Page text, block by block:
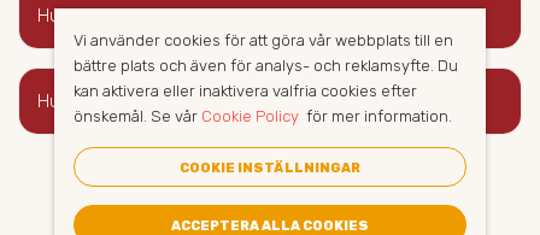
keyboard_arrow_right
Hur kan jag förbereda inför golvvården?
Hur bokar jag golvvård?
Vi använder cookies för att göra vår webbplats till en
bättre plats och även för analys- och reklamsyfte. Du
kan aktivera eller inaktivera valfria cookies efter
önskemål. Se vår Cookie Policy för mer information.
COOKIE INSTÄLLNINGAR
ACCEPTERA ALLA COOKIES